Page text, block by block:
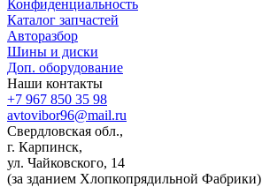
Конфиденциальность
Каталог запчастей
Авторазбор
Шины и диски
Доп. оборудование
Наши контакты
+7 967 850 35 98
avtovibor96@mail.ru
Свердловская обл.,
г. Карпинск,
ул. Чайковского, 14
(за зданием Хлопкопрядильной Фабрики)